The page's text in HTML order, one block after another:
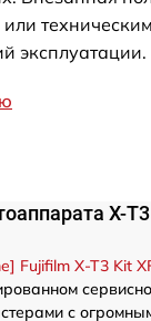
или
эксплуатации.
X-
Fujifilm X-T3 Kit
с